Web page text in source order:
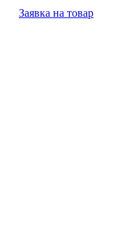
Заявка на товар